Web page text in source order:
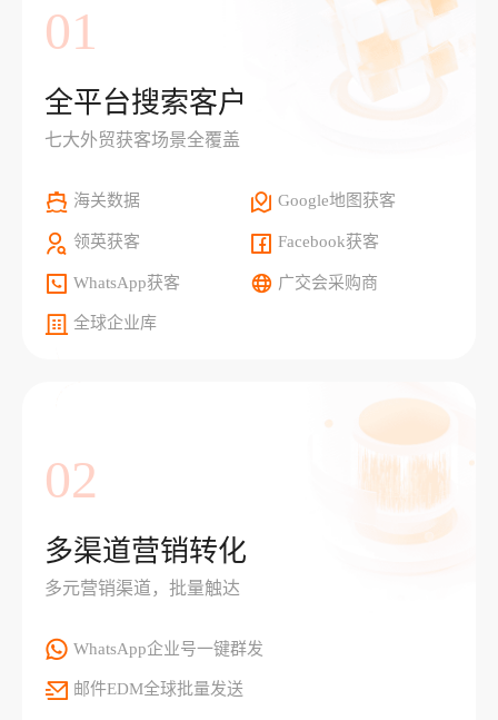
01
全平台搜索客户
七大外贸获客场景全覆盖
海关数据 Google地图获客
领英获客 Facebook获客
WhatsApp获客 广交会采购商
全球企业库
02
多渠道营销转化
多元营销渠道，批量触达
WhatsApp企业号一键群发
邮件EDM全球批量发送